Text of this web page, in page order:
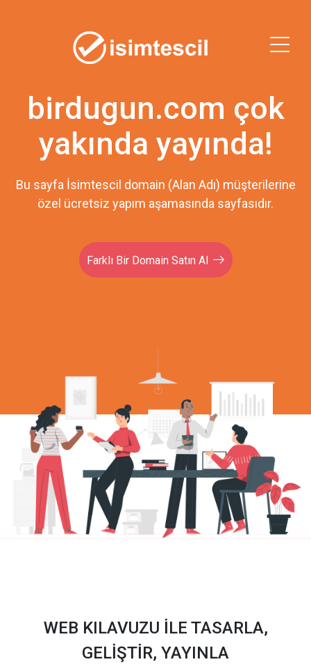
birdugun.com çok
yakında yayında!
Bu sayfa İsimtescil domain (Alan Adı) müşterilerine
özel ücretsiz yapım aşamasında sayfasıdır.
Farklı Bir Domain Satın Al
WEB KILAVUZU İLE TASARLA,
GELİŞTİR, YAYINLA